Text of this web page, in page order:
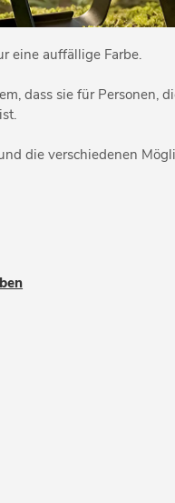
eine auffällige Farbe.
dass sie für Personen,
die verschiedenen